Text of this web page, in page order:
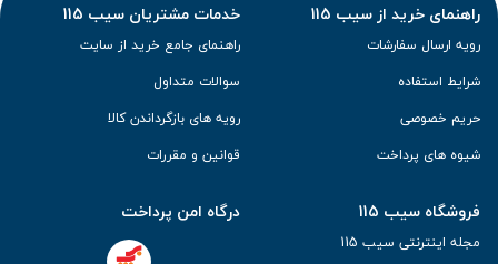
راهنمای خرید از سیب 115
رویه ارسال سفارشات
شرایط استفاده
حریم خصوصی
شیوه های پرداخت
خدمات مشتریان سیب 115
راهنمای جامع خرید از سایت
سوالات متداول
رویه های بازگرداندن کالا
قوانین و مقررات
فروشگاه سیب 115
مجله اینترنتی سیب 115
درگاه امن پرداخت